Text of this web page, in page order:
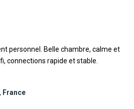
personnel. Belle chambre, calme et
connections rapide et stable.
France